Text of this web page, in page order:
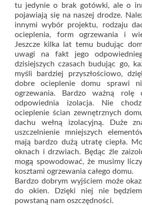
tu jedynie o brak gotówki, ale o
pojawiają się na naszej drodze.
innymi wybór projektu, rodzaju
ocieplenia, form ogrzewania i
Jeszcze kilka lat temu budując
uwagi na fakt jego
dzisiejszych czasach budując go,
myśli bardziej przyszłościowo,
dobre ocieplenie domu sprawi
ogrzewania. Bardzo ważną rolę
odpowiednia izolacja. Nie
ocieplenie ścian zewnętrznych
dachu wełną izolacyjną. Duże
uszczelnienie mniejszych
mają bardzo dużą utratę ciepła.
oknach i drzwiach. Będąc źle
mogą spowodować, że musimy
kosztami ogrzewania całego domu.
Bardzo dobrym wyjściem może
do okien. Dzięki niej nie
powstaną nam oszczędności.